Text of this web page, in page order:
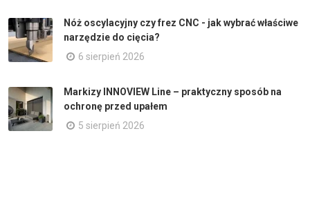
Nóż oscylacyjny czy frez CNC - jak wybrać właściwe
narzędzie do cięcia?
6 sierpień 2026
Markizy INNOVIEW Line – praktyczny sposób na
ochronę przed upałem
5 sierpień 2026